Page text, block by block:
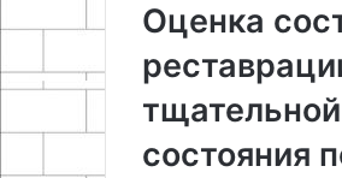
Оценка
состояния